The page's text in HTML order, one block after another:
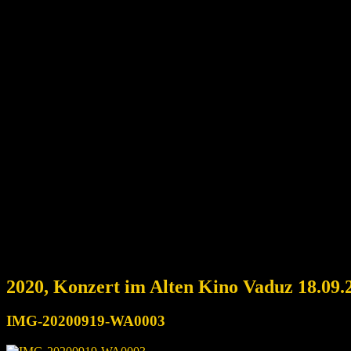
2020, Konzert im Alten Kino Vaduz
IMG-20200919-WA0003